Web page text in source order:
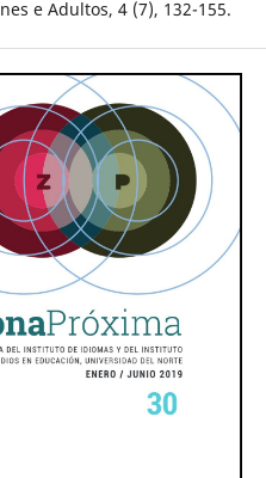
e Adultos, 4 (7), 132-155.